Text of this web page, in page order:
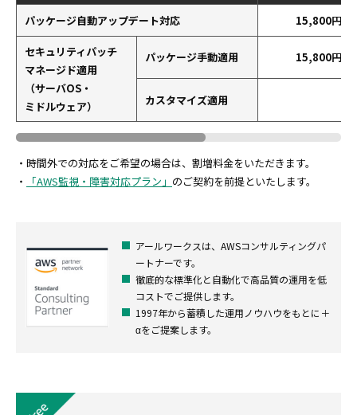
パッケージ自動アップデート対応 15,800円/
セキュリティパッチ
マネージド適用
（サーバOS・
ミドルウェア）
パッケージ手動適用 15,800円/
カスタマイズ適用
・時間外での対応をご希望の場合は、割増料金をいただきます。
・
「AWS監視・障害対応プラン」 のご契約を前提といたします。
アールワークスは、AWSコンサルティングパ
ートナーです。
徹底的な標準化と自動化で高品質の運用を低
コストでご提供します。
1997年から蓄積した運用ノウハウをもとに＋
αをご提案します。